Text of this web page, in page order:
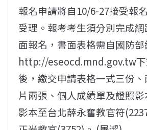
報名申請將自10/6-27接受報
受理。報考考生須分別完成
面報名，書面表格需自國防部
http://eseocd.mnd.gov.tw下
後，繳交申請表格一式三份
片兩張、個人成績單及證照
影本至台北薛永奮教官符